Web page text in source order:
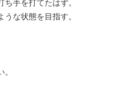
な状態を目指す。